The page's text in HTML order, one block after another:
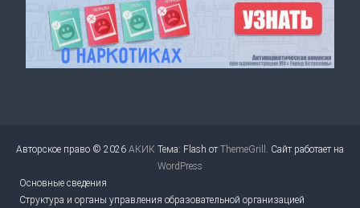
Авторское право © 2026 АКИК Тема: Flash отThemeGrill . Сайт работает на
WordPress
Основные сведения
Структура и органы управления образовательной организацией